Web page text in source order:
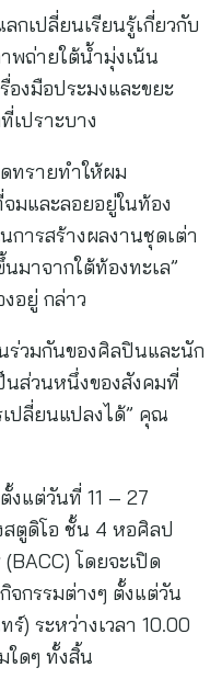
กเปลี่ยนเรียนรู้เกี่ยวกับ
พถ่ายใต้น้ำมุ่งเน้น
องมือประมงและขยะ
เปราะบาง
ทรายทำให้ผม
มและลอยอยู่ในท้อง
การสร้างผลงานชุดเต่า
มาจากใต้ท้องทะเล”
อยู่ กล่าว
ร่วมกันของศิลปินและนัก
นส่วนหนึ่งของสังคมที่
ปลี่ยนแปลงได้” คุณ
งแต่วันที่ 11 – 27
ตูดิโอ ชั้น 4 หอศิลป
โดยจะเปิด
จกรรมต่างๆ ตั้งแต่วัน
) ระหว่างเวลา 10.00
ใดๆ ทั้งสิ้น